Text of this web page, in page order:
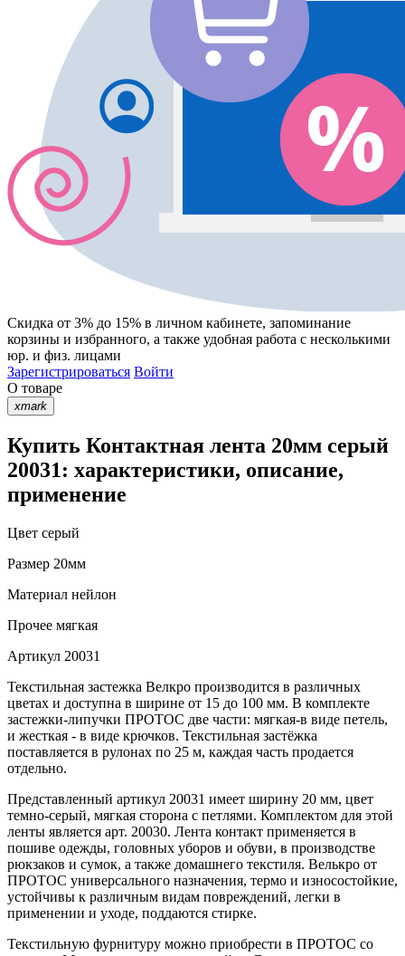
Скидка от 3% до 15% в личном кабинете, запоминание
корзины и избранного, а также удобная работа с несколькими
юр. и физ. лицами
Зарегистрироваться Войти
О товаре
xmark
Купить Контактная лента 20мм серый
20031: характеристики, описание,
применение
Цвет серый
Размер 20мм
Материал нейлон
Прочее мягкая
Артикул 20031
Текстильная застежка Велкро производится в различных
цветах и доступна в ширине от 15 до 100 мм. В комплекте
застежки-липучки ПРОТОС две части: мягкая-в виде петель,
и жесткая - в виде крючков. Текстильная застёжка
поставляется в рулонах по 25 м, каждая часть продается
отдельно.
Представленный артикул 20031 имеет ширину 20 мм, цвет
темно-серый, мягкая сторона с петлями. Комплектом для этой
ленты является арт. 20030. Лента контакт применяется в
пошиве одежды, головных уборов и обуви, в производстве
рюкзаков и сумок, а также домашнего текстиля. Велькро от
ПРОТОС универсального назначения, термо и износостойкие,
устойчивы к различным видам повреждений, легки в
применении и уходе, поддаются стирке.
Текстильную фурнитуру можно приобрести в ПРОТОС со